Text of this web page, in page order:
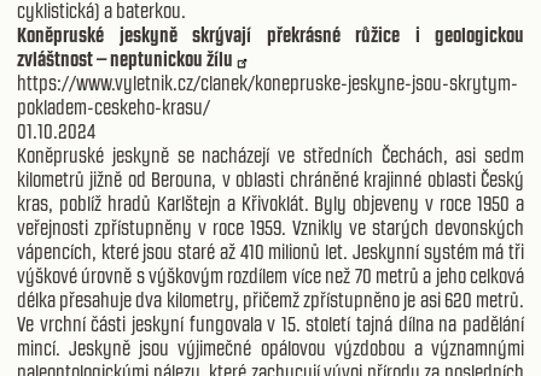
cyklistická) a baterkou.
Koněpruské jeskyně skrývají překrásné růžice i geologickou
zvláštnost – neptunickou žílu
https://www.vyletnik.cz/clanek/konepruske-jeskyne-jsou-skrytym-
pokladem-ceskeho-krasu/
01.10.2024
Koněpruské jeskyně se nacházejí ve středních Čechách, asi sedm
kilometrů jižně od Berouna, v oblasti chráněné krajinné oblasti Český
kras, poblíž hradů Karlštejn a Křivoklát. Byly objeveny v roce 1950 a
veřejnosti zpřístupněny v roce 1959. Vznikly ve starých devonských
vápencích, které jsou staré až 410 milionů let. Jeskynní systém má tři
výškové úrovně s výškovým rozdílem více než 70 metrů a jeho celková
délka přesahuje dva kilometry, přičemž zpřístupněno je asi 620 metrů.
Ve vrchní části jeskyní fungovala v 15. století tajná dílna na padělání
mincí. Jeskyně jsou výjimečné opálovou výzdobou a významnými